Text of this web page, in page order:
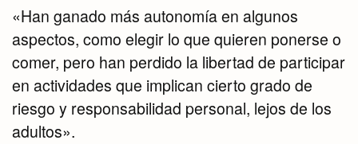
«Han ganado más autonomía en algunos
aspectos, como elegir lo que quieren ponerse o
comer, pero han perdido la libertad de participar
en actividades que implican cierto grado de
riesgo y responsabilidad personal, lejos de los
adultos».